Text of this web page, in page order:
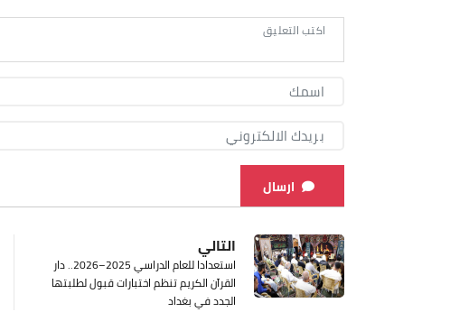
ارسال
التالي
استعدادا للعام الدراسي 2025–2026.. دار
القرآن الكريم تنظم اختبارات قبول لطلبتها
الجدد في بغداد